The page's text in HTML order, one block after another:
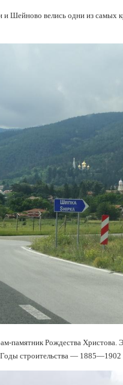
Шейново велись одни из самых
памятник Рождества Христова.
Годы строительства — 1885—1902